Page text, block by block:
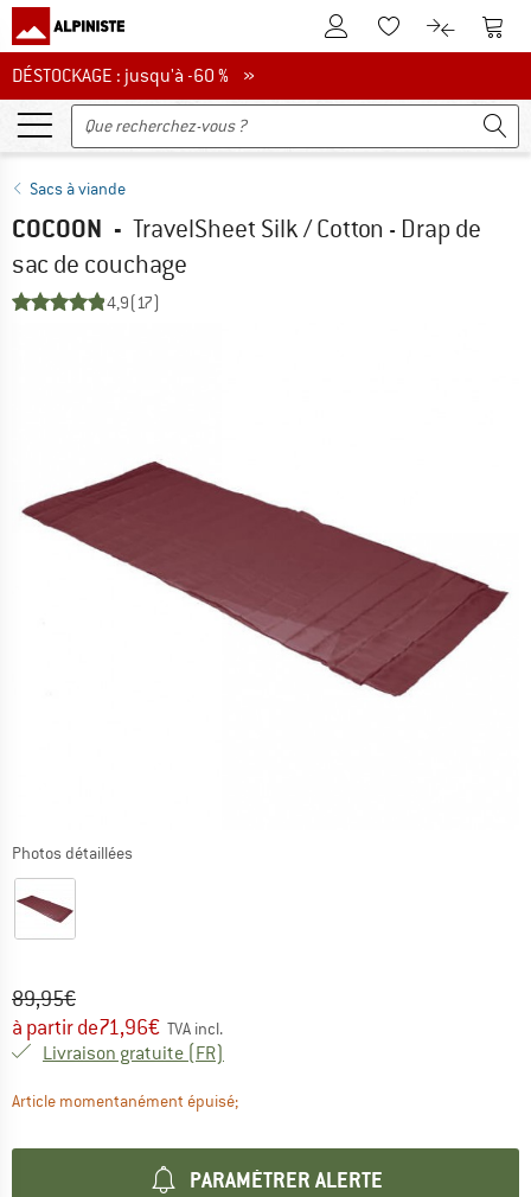
Vers le compte client
Vers la liste
Vers le
DÉSTOCKAGE : jusqu'à -60 %
DÉSTOCKAGE : jusqu'à -60 % »
Sacs à viande
COCOON - TravelSheet Silk / Cotton - Drap de
sac de couchage
4,9(17)
Photos détaillées
Prix initial :
89,95€
Prix:
à partir de71,96€ TVA incl.
Livraison gratuite (FR)
Article momentanément épuisé;Le lien s'ouvre dans une boîte
PARAMÉTRER ALERTE